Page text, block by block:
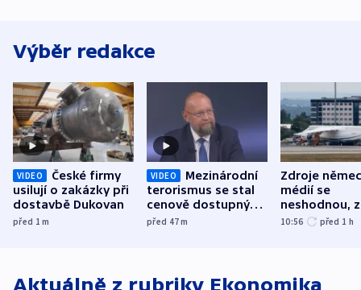
Výběr redakce
VIDEO
České firmy
usilují o zakázky při
dostavbě Dukovan
před 1m
VIDEO
Mezinárodní
terorismus se stal
cenově dostupným,
varuje Bartošek
před 47m
Zdroje
médií se
neshodnou,
letadle
10:56 před 1 h
Aktuálně z rubriky Ekonomika